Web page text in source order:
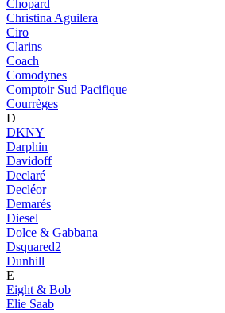
Chopard
Christina Aguilera
Ciro
Clarins
Coach
Comodynes
Comptoir Sud Pacifique
Courrèges
D
DKNY
Darphin
Davidoff
Declaré
Decléor
Demarés
Diesel
Dolce & Gabbana
Dsquared2
Dunhill
E
Eight & Bob
Elie Saab